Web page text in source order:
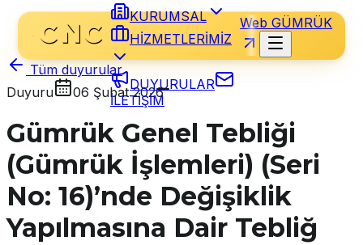
KURUMSAL
HİZMETLERİMİZ
DUYURULAR
İLETİŞİM
Web GÜMRÜK
Tüm duyurular
Duyuru
06 Şubat 2026
Gümrük Genel Tebliği
(Gümrük İşlemleri) (Seri
No: 16)’nde Değişiklik
Yapılmasına Dair Tebliğ